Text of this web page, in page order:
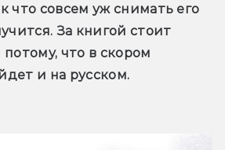
что совсем уж снимать его
За книгой стоит
что в скором
и на русском.